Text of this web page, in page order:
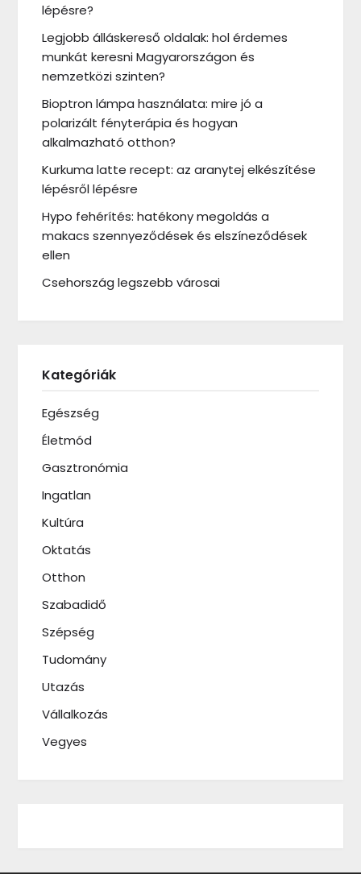
lépésre?
Legjobb álláskereső oldalak: hol érdemes
munkát keresni Magyarországon és
nemzetközi szinten?
Bioptron lámpa használata: mire jó a
polarizált fényterápia és hogyan
alkalmazható otthon?
Kurkuma latte recept: az aranytej elkészítése
lépésről lépésre
Hypo fehérítés: hatékony megoldás a
makacs szennyeződések és elszíneződések
ellen
Csehország legszebb városai
Kategóriák
Egészség
Életmód
Gasztronómia
Ingatlan
Kultúra
Oktatás
Otthon
Szabadidő
Szépség
Tudomány
Utazás
Vállalkozás
Vegyes